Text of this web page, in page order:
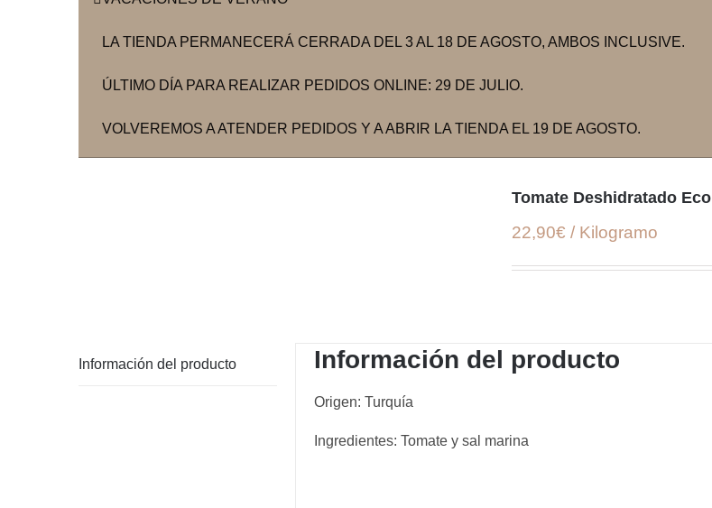
LA TIENDA PERMANECERÁ CERRADA DEL 3 AL 18 DE AGOSTO, AMBOS INCLUSIVE.
ÚLTIMO DÍA PARA REALIZAR PEDIDOS ONLINE: 29 DE JULIO.
VOLVEREMOS A ATENDER PEDIDOS Y A ABRIR LA TIENDA EL 19 DE AGOSTO.
Tomate Deshidratado Eco
22,90€ / Kilogramo
Información del producto Información del producto
Origen: Turquía
Ingredientes: Tomate y sal marina